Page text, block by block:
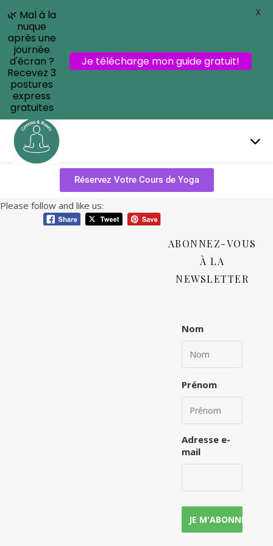
Réservez Votre Cours de Yoga
Please follow and like us:
ABONNEZ-VOUS
À LA
NEWSLETTER
Nom
Prénom
Adresse e-
mail
🌿 Mal à la
nuque
après une
journée
d'écran ?
Recevez 3
postures
express
gratuites
Je télécharge mon guide gratuit!
X